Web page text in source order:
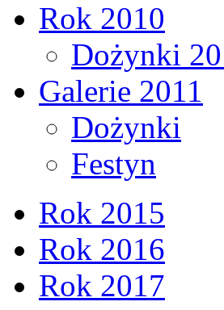
Rok 2010
Dożynki
Galerie 2011
Dożynki
Festyn
Rok 2015
Rok 2016
Rok 2017